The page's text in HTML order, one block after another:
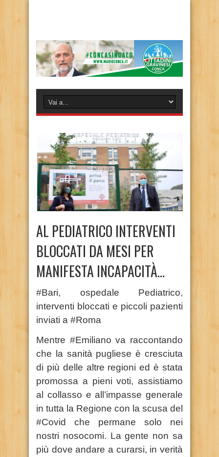
AL PEDIATRICO INTERVENTI
BLOCCATI DA MESI PER
MANIFESTA INCAPACITÀ…
#Bari, ospedale Pediatrico,
interventi bloccati e piccoli pazienti
inviati a #Roma
Mentre #Emiliano va raccontando
che la sanità pugliese è cresciuta
di più delle altre regioni ed è stata
promossa a pieni voti, assistiamo
al collasso e all’impasse generale
in tutta la Regione con la scusa del
#Covid che permane solo nei
nostri nosocomi. La gente non sa
più dove andare a curarsi, in verità